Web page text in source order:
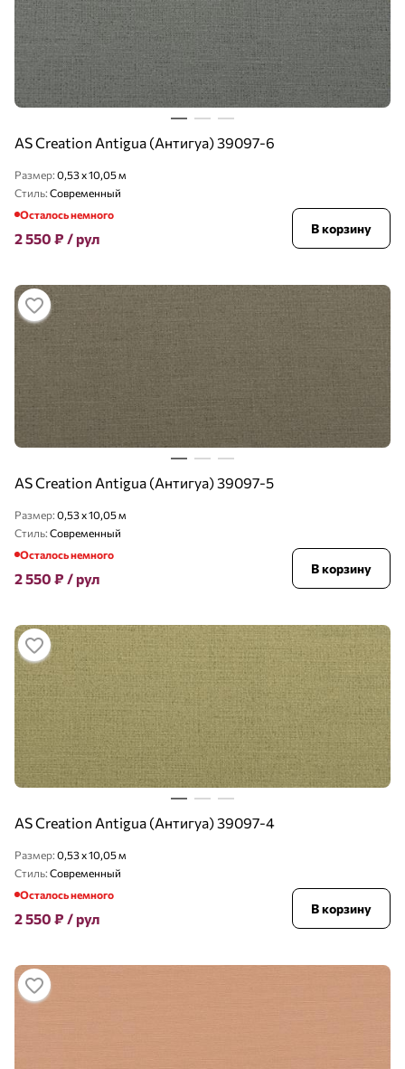
AS Creation Antigua (Антигуа) 39097-6
Размер: 0,53 x 10,05 м
Стиль: Современный
Осталось немного
2 550 ₽ / рул
В корзину
AS Creation Antigua (Антигуа) 39097-5
Размер: 0,53 x 10,05 м
Стиль: Современный
Осталось немного
2 550 ₽ / рул
В корзину
AS Creation Antigua (Антигуа) 39097-4
Размер: 0,53 x 10,05 м
Стиль: Современный
Осталось немного
2 550 ₽ / рул
В корзину